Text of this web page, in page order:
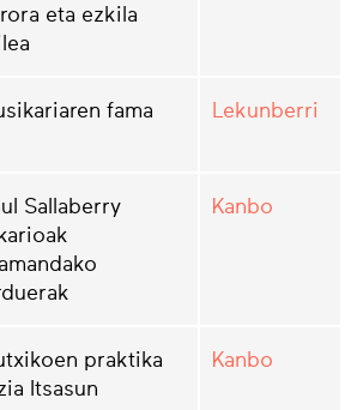
eta ezkila
fama Lekunberri
Sallaberry
Kanbo
praktika
Itsasun
Kanbo